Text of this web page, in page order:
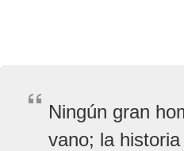
Ningún gran
vano; la